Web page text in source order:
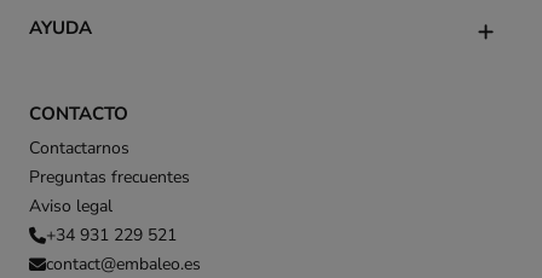
CONTACTO
Contactarnos
Preguntas frecuentes
Aviso legal
+34 931 229 521
contact@embaleo.es
AYUDA